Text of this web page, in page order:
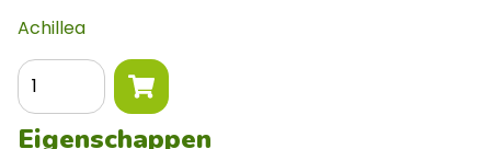
Achillea
Aantal
Eigenschappen